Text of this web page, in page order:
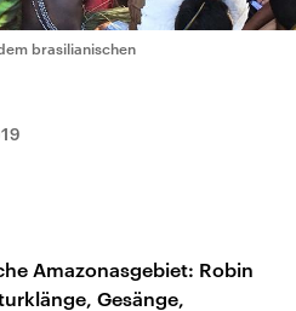
brasilianischen
Amazonasgebiet: Robin
Gesänge,